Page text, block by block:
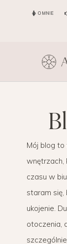
O MNIE
Mój blog to
wnętrzach,
czasu w
staram się,
ukojenie.
otoczenia,